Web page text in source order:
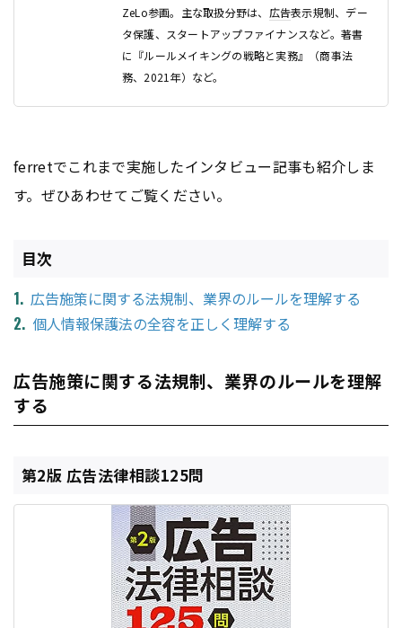
ZeLo参画。主な取扱分野は、 広告表示規制、デー
タ保護、スタートアップファイナンスなど。著書
に『ルールメイキングの戦略と実務』（商事法
務、2021年）など。
ferretでこれまで実施したインタビュー記事も紹介しま
す。ぜひあわせてご覧ください。
目次
広告施策に関する法規制、業界のルールを理解する
個人情報保護法の全容を正しく理解する
広告施策に関する法規制、業界のルールを理解
する
第2版 広告法律相談125問